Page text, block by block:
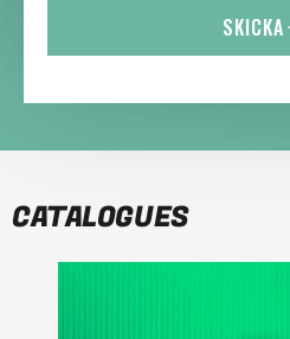
SKICKA
CATALOGUES